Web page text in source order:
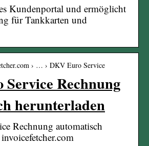
Kundenportal und ermöglicht
für Tankkarten und
› … › DKV Euro Service
Rechnung
herunterladen
Rechnung automatisch